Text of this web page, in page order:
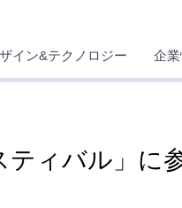
イン&テクノロジー 企
ティバル」に